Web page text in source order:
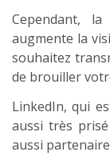
Cependant,
augmente la
souhaitez
de brouiller
LinkedIn, qui
aussi très
aussi